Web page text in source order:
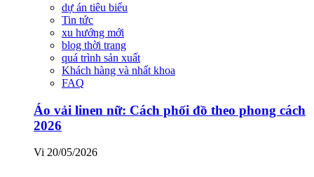
dự án tiêu biểu
Tin tức
xu hướng mới
blog thời trang
quá trình sản xuất
Khách hàng và nhất khoa
FAQ
Áo vải linen nữ: Cách phối đồ theo phong cách
2026
Vi 20/05/2026